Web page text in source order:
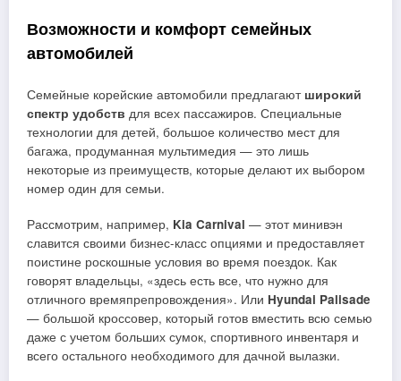
Возможности и комфорт семейных
автомобилей
Семейные корейские автомобили предлагают широкий
спектр удобств для всех пассажиров. Специальные
технологии для детей, большое количество мест для
багажа, продуманная мультимедия — это лишь
некоторые из преимуществ, которые делают их выбором
номер один для семьи.
Рассмотрим, например, Kia Carnival — этот минивэн
славится своими бизнес-класс опциями и предоставляет
поистине роскошные условия во время поездок. Как
говорят владельцы, «здесь есть все, что нужно для
отличного времяпрепровождения». Или Hyundai Palisade
— большой кроссовер, который готов вместить всю семью
даже с учетом больших сумок, спортивного инвентаря и
всего остального необходимого для дачной вылазки.